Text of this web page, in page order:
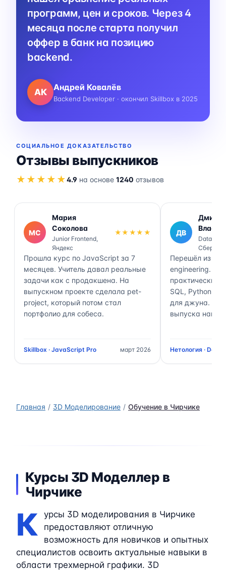
программ, цен и сроков. Через 4
месяца после старта получил
оффер в банк на позицию
backend.
АК Андрей Ковалёв
Backend Developer · окончил Skillbox в 2025
СОЦИАЛЬНОЕ ДОКАЗАТЕЛЬСТВО
Отзывы выпускников
★★★★★4.9 на основе 1240 отзывов
МС
Мария
Соколова
Junior Frontend,
Яндекс
★★★★★
Прошла курс по JavaScript за 7
месяцев. Учитель давал реальные
задачи как с продакшена. На
выпускном проекте сделала pet-
project, который потом стал
портфолио для собеса.
Skillbox · JavaScript Pro март 2026
ДВ
Власов
Data
Сбер
Перешёл из
engineering.
практически
SQL, Python,
для джуна.
выпуска нашёл
Нетология · Data
Главная 3D Моделирование Обучение в Чирчике
Курсы 3D Моделлер в
Чирчике
К
урсы 3D моделирования в Чирчике
предоставляют отличную
возможность для новичков и опытных
специалистов освоить актуальные навыки в
области трехмерной графики. 3D